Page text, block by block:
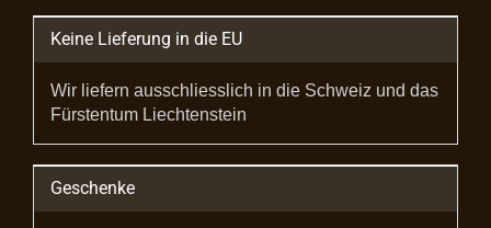
Keine Lieferung in die EU
Wir liefern ausschliesslich in die Schweiz und das
Fürstentum Liechtenstein
Geschenke